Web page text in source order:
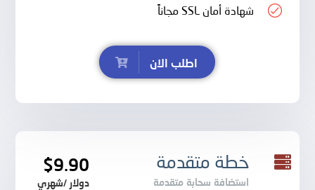
شهادة أمان SSL مجاناً
اطلب الان
خطة متقدمة
استضافة سحابة متقدمة
$9.90
دولار /شهري